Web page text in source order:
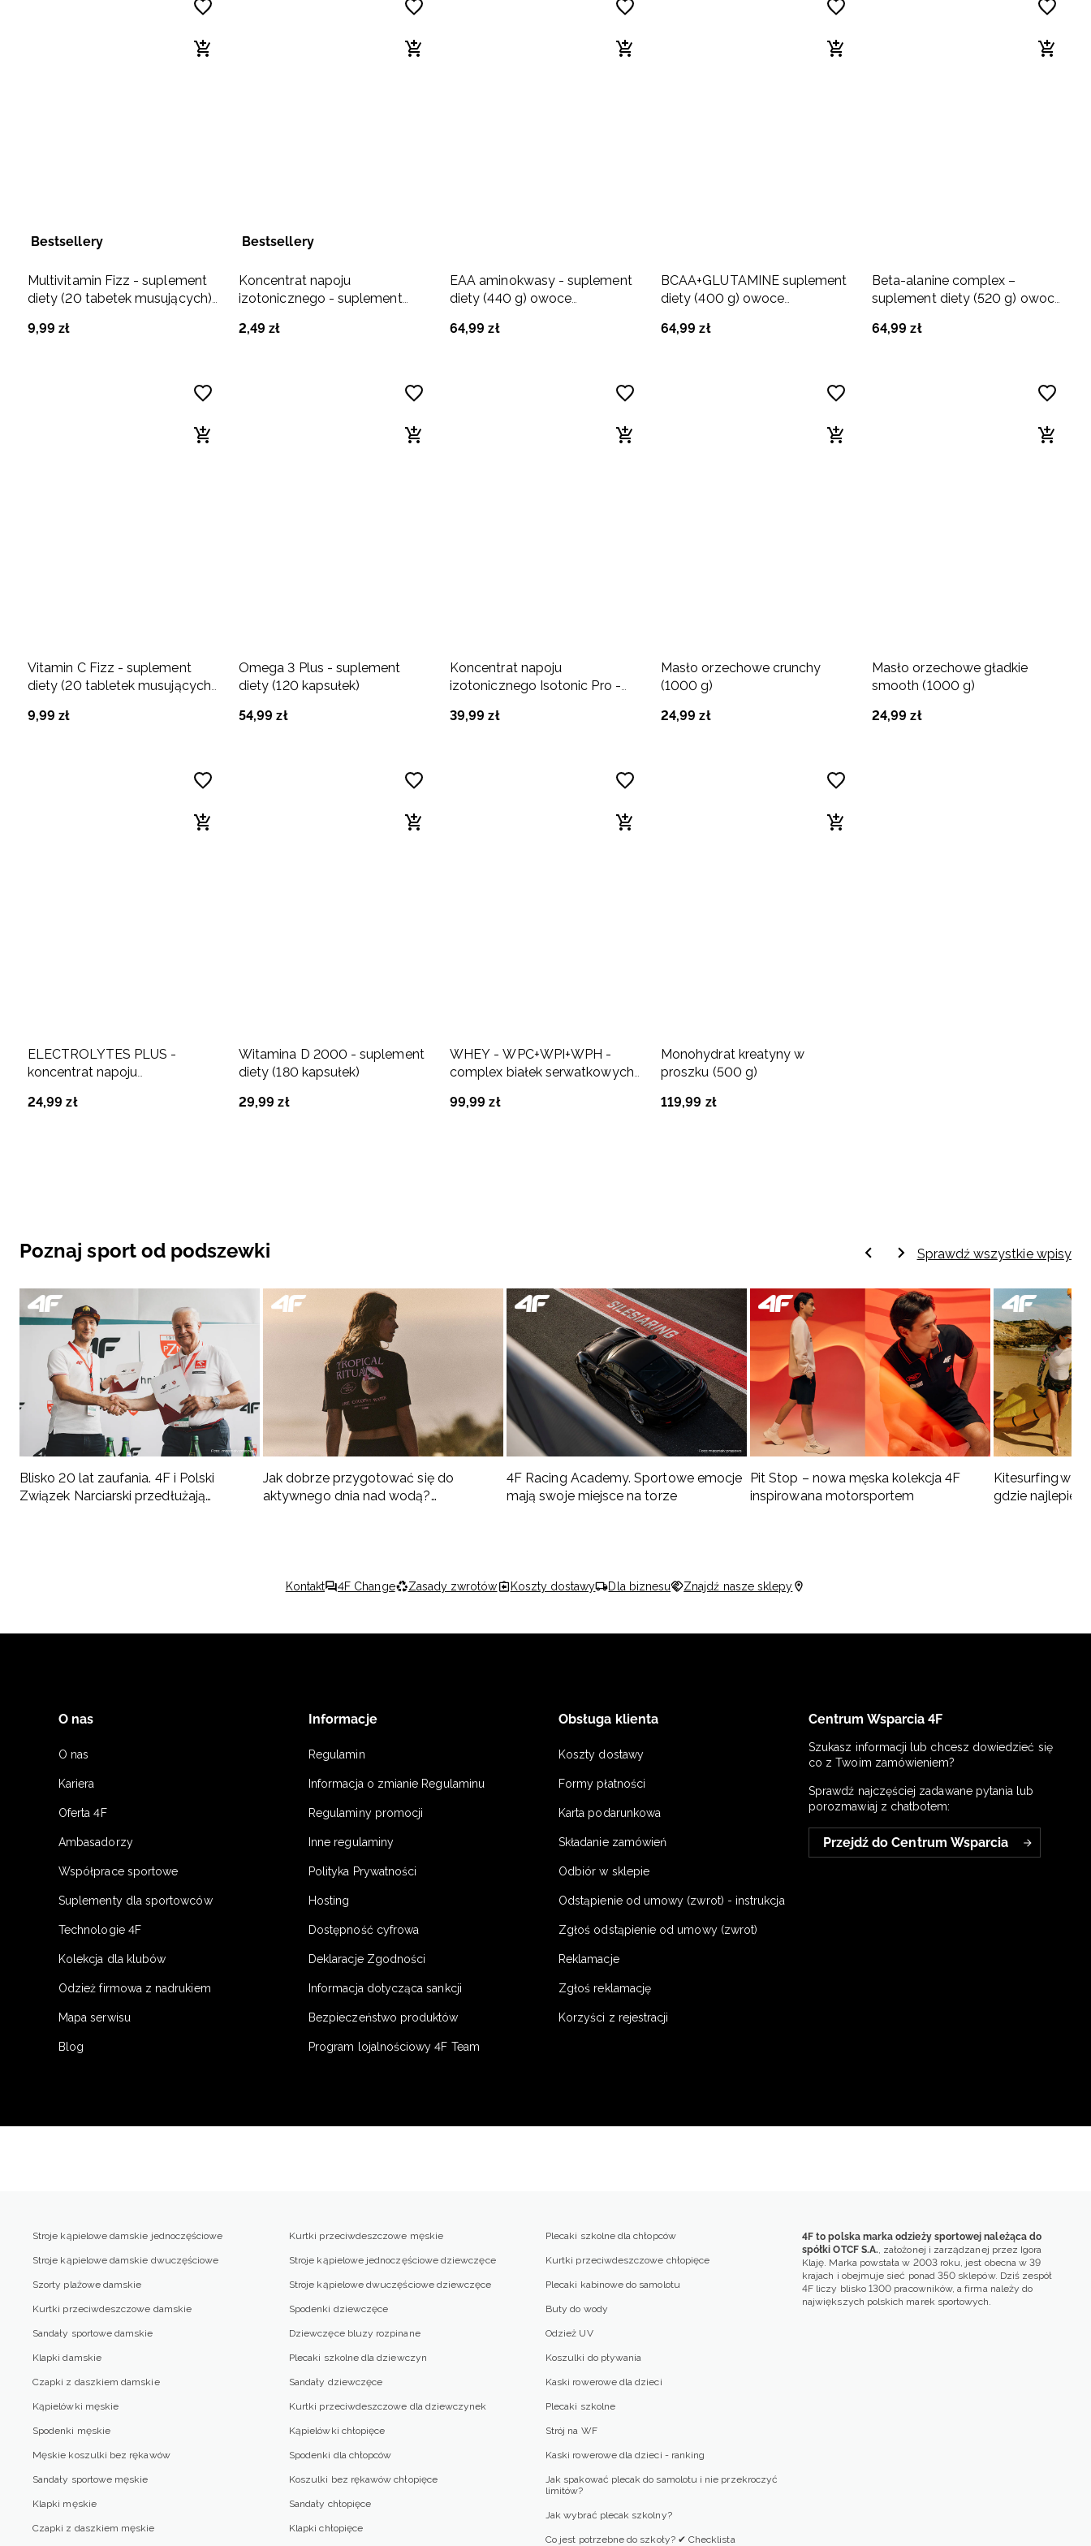
Bestsellery
Multivitamin Fizz - suplement
diety (20 tabetek musujących)
9,99 zł
Bestsellery
Koncentrat napoju
izotonicznego - suplement
2,49 zł
EAA aminokwasy - suplement
diety (440 g) owoce
64,99 zł
BCAA+GLUTAMINE suplement
diety (400 g) owoce
64,99 zł
Beta-alanine complex –
suplement diety (520 g) owoce
64,99 zł
Vitamin C Fizz - suplement
diety (20 tabletek musujących)
9,99 zł
Omega 3 Plus - suplement
diety (120 kapsułek)
54,99 zł
Koncentrat napoju
izotonicznego Isotonic Pro -
tropikalne
39,99 zł
Masło orzechowe crunchy
(1000 g)
24,99 zł
Masło orzechowe gładkie
smooth (1000 g)
24,99 zł
ELECTROLYTES PLUS -
koncentrat napoju
(10x14g) woda kokosowa
24,99 zł
Witamina D 2000 - suplement
diety (180 kapsułek)
29,99 zł
WHEY - WPC+WPI+WPH -
complex białek serwatkowych
99,99 zł
Monohydrat kreatyny w
proszku (500 g)
119,99 zł
Poznaj sport od podszewki Sprawdź wszystkie wpisy
Blisko 20 lat zaufania. 4F i Polski
Związek Narciarski przedłużają
Jak dobrze przygotować się do
aktywnego dnia nad wodą?
4F Racing Academy. Sportowe emocje
mają swoje miejsce na torze
Pit Stop – nowa męska kolekcja 4F
inspirowana motorsportem
Kitesurfing w
gdzie najlepiej
Kontakt 4F Change Zasady zwrotów Koszty dostawy Dla biznesu Znajdź nasze sklepy
O nas
O nas
Kariera
Oferta 4F
Ambasadorzy
Współprace sportowe
Suplementy dla sportowców
Technologie 4F
Kolekcja dla klubów
Odzież firmowa z nadrukiem
Mapa serwisu
Blog
Informacje
Regulamin
Informacja o zmianie Regulaminu
Regulaminy promocji
Inne regulaminy
Polityka Prywatności
Hosting
Dostępność cyfrowa
Deklaracje Zgodności
Informacja dotycząca sankcji
Bezpieczeństwo produktów
Program lojalnościowy 4F Team
Obsługa klienta
Koszty dostawy
Formy płatności
Karta podarunkowa
Składanie zamówień
Odbiór w sklepie
Odstąpienie od umowy (zwrot) - instrukcja
Zgłoś odstąpienie od umowy (zwrot)
Reklamacje
Zgłoś reklamację
Korzyści z rejestracji
Centrum Wsparcia 4F
Szukasz informacji lub chcesz dowiedzieć się
co z Twoim zamówieniem?
Sprawdź najczęściej zadawane pytania lub
porozmawiaj z chatbotem:
Przejdź do Centrum Wsparcia
Stroje kąpielowe damskie jednoczęściowe
Stroje kąpielowe damskie dwuczęściowe
Szorty plażowe damskie
Kurtki przeciwdeszczowe damskie
Sandały sportowe damskie
Klapki damskie
Czapki z daszkiem damskie
Kąpielówki męskie
Spodenki męskie
Męskie koszulki bez rękawów
Sandały sportowe męskie
Klapki męskie
Czapki z daszkiem męskie
Kurtki przeciwdeszczowe męskie
Stroje kąpielowe jednoczęściowe dziewczęce
Stroje kąpielowe dwuczęściowe dziewczęce
Spodenki dziewczęce
Dziewczęce bluzy rozpinane
Plecaki szkolne dla dziewczyn
Sandały dziewczęce
Kurtki przeciwdeszczowe dla dziewczynek
Kąpielówki chłopięce
Spodenki dla chłopców
Koszulki bez rękawów chłopięce
Sandały chłopięce
Klapki chłopięce
Plecaki szkolne dla chłopców
Kurtki przeciwdeszczowe chłopięce
Plecaki kabinowe do samolotu
Buty do wody
Odzież UV
Koszulki do pływania
Kaski rowerowe dla dzieci
Plecaki szkolne
Strój na WF
Kaski rowerowe dla dzieci - ranking
Jak spakować plecak do samolotu i nie przekroczyć
limitów?
Jak wybrać plecak szkolny?
Co jest potrzebne do szkoły? ✔ Checklista
4F to polska marka odzieży sportowej należąca do
spółki OTCF S.A., założonej i zarządzanej przez Igora
Klaję. Marka powstała w 2003 roku, jest obecna w 39
krajach i obejmuje sieć ponad 350 sklepów. Dziś zespół
4F liczy blisko 1300 pracowników, a firma należy do
największych polskich marek sportowych.